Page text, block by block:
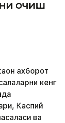
очиш
ахборот
кенг
Каспий
ва